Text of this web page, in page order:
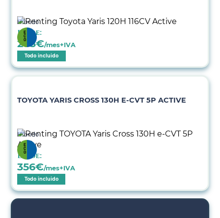
Híbrido
Desde:
283€/mes+IVA
Todo incluido
TOYOTA YARIS CROSS 130H E-CVT 5P ACTIVE
Híbrido
Desde:
356€/mes+IVA
Todo incluido